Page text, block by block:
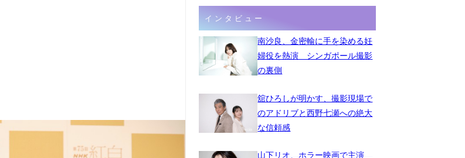
インタビュー
南沙良、金密輸に手を染める妊
婦役を熱演 シンガポール撮影
の裏側
舘ひろしが明かす、撮影現場で
のアドリブと西野七瀬への絶大
な信頼感
山下リオ、ホラー映画で主演